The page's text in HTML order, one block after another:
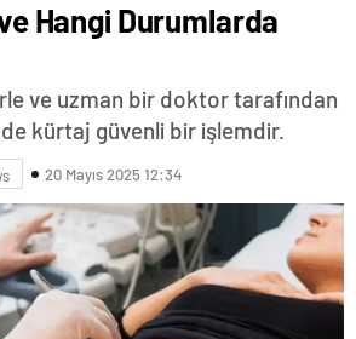
Hangi Durumlarda
ve uzman bir doktor tarafından
kürtaj güvenli bir işlemdir.
20 Mayıs 2025 12:34